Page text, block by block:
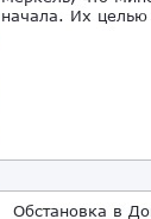
начала. Их
Обстановка в